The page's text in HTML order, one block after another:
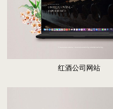
红酒公司网站